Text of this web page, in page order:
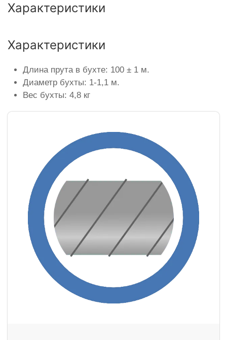
Характеристики
Характеристики
Длина прута в бухте: 100 ± 1 м.
Диаметр бухты: 1-1,1 м.
Вес бухты: 4,8 кг